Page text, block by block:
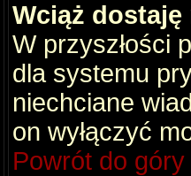
Wciąż
W przyszłości
dla systemu
niechciane
on wyłączyć
Powrót do góry